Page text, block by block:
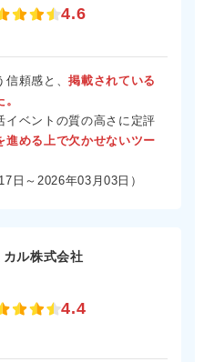
4.6
信頼感と、掲載されている
イベントの質の高さに定評
進める上で欠かせないツー
日～2026年03月03日）
ル株式会社
4.4